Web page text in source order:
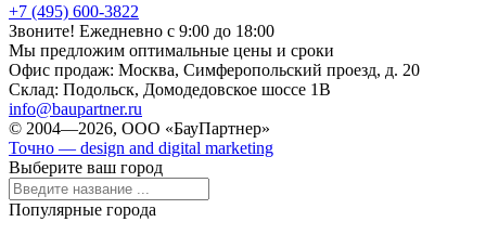
+7 (495) 600-3822
Звоните! Ежедневно с 9:00 до 18:00
Мы предложим оптимальные цены и сроки
Офис продаж: Москва, Симферопольский проезд, д. 20
Склад: Подольск, Домодедовское шоссе 1В
info@baupartner.ru
© 2004—2026, ООО «БауПартнер»
Точно — design and digital marketing
Выберите ваш город
Популярные города